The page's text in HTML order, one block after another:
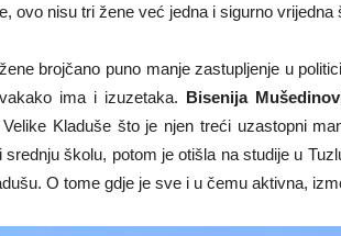
ovo nisu tri žene već jedna i sigurno
brojčano puno manje zastupljenje u
ima i izuzetaka. Bisenija
Kladuše što je njen treći uzastopni
školu, potom je otišla na studije u
O tome gdje je sve i u čemu aktivna,